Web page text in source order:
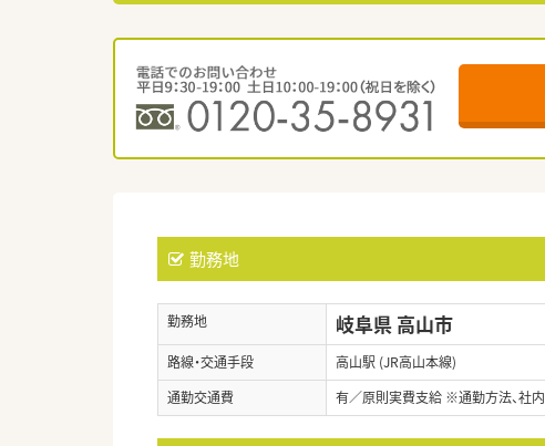
勤務地
勤務地 岐阜県 高山市
路線・交通手段
高山駅 (JR高山本線)
通勤交通費
有／原則実費支給 ※通勤方法、社